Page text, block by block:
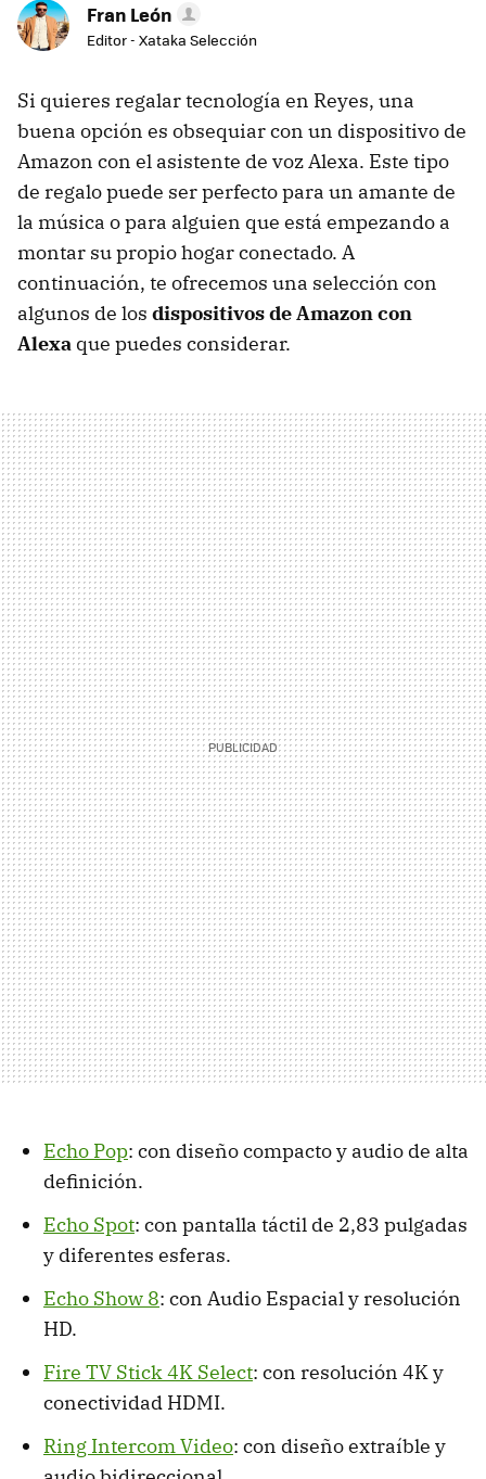
Fran León
Editor - Xataka Selección
Si quieres regalar tecnología en Reyes, una
buena opción es obsequiar con un dispositivo de
Amazon con el asistente de voz Alexa. Este tipo
de regalo puede ser perfecto para un amante de
la música o para alguien que está empezando a
montar su propio hogar conectado. A
continuación, te ofrecemos una selección con
algunos de los dispositivos de Amazon con
Alexa que puedes considerar.
Echo Pop: con diseño compacto y audio de alta
definición.
Echo Spot: con pantalla táctil de 2,83 pulgadas
y diferentes esferas.
Echo Show 8: con Audio Espacial y resolución
HD.
Fire TV Stick 4K Select: con resolución 4K y
conectividad HDMI.
Ring Intercom Video: con diseño extraíble y